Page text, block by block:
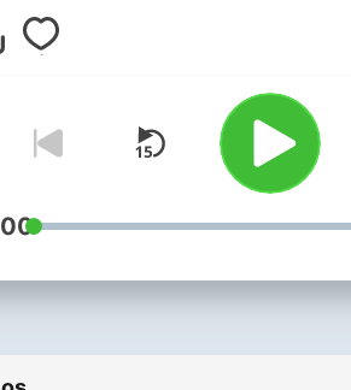
ljude: nada
strah?
tako veliki i
uvijek
stvaraju
države?